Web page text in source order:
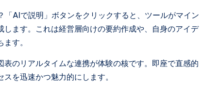
「AIで説明」ボタンをクリックすると、ツールがマイン
します。これは経営層向けの要約作成や、自身のアイデ
す。
表のリアルタイムな連携が体験の核です。即座で直感的
を迅速かつ魅力的にします。